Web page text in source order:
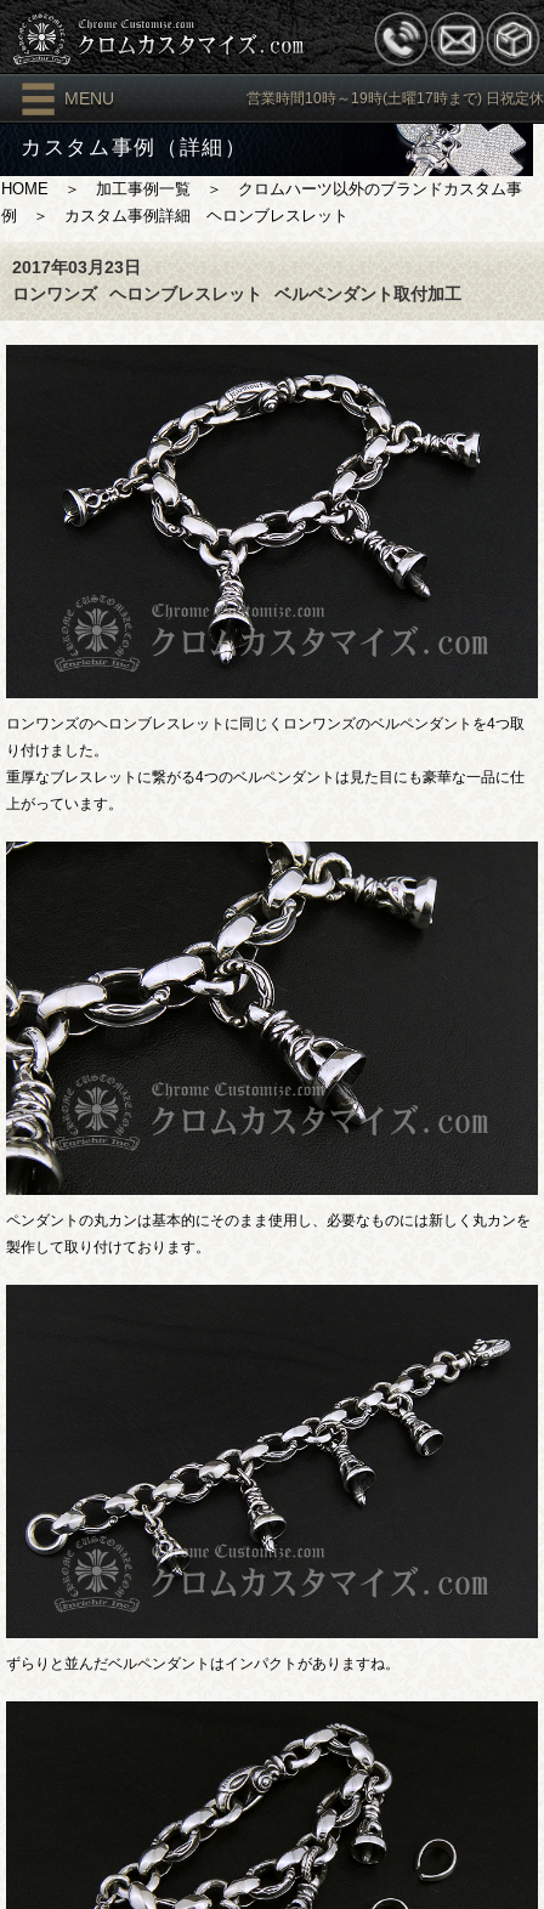
MENU 営業時間10時～19時(土曜17時まで) 日祝定休
カスタム事例（詳細）
HOME ＞ 加工事例一覧 ＞ クロムハーツ以外のブランドカスタム事
例
＞ カスタム事例詳細 ヘロンブレスレット
2017年03月23日
ロンワンズ
ヘロンブレスレット ベルペンダント取付加工
ロンワンズのヘロンブレスレットに同じくロンワンズのベルペンダントを4つ取
り付けました。
重厚なブレスレットに繋がる4つのベルペンダントは見た目にも豪華な一品に仕
上がっています。
ペンダントの丸カンは基本的にそのまま使用し、必要なものには新しく丸カンを
製作して取り付けております。
ずらりと並んだベルペンダントはインパクトがありますね。